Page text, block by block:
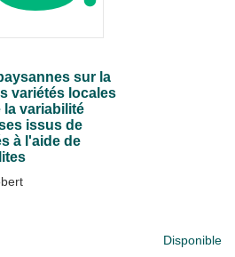
sur la
variétés locales
la variabilité
issus de
à l'aide de
Disponible